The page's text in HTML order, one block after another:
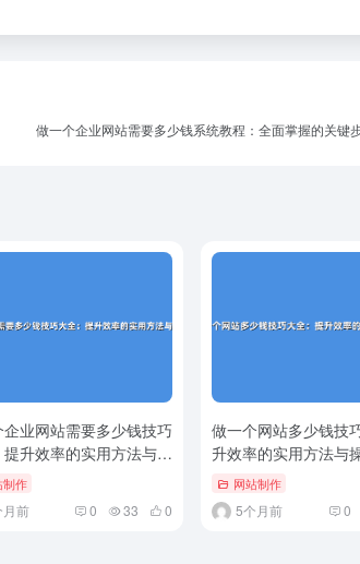
做一个企业网站需要多少钱系统教程：全面掌握的关键
业网站需要多少钱技巧
提升效率的实用方法与操
制作
前 0 33 0
做一个网站多少钱技
升效率的实用方法与
网站制作
5个月前 0